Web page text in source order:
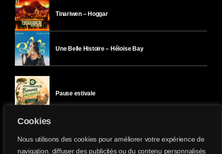
Cookies
Nous utilisons des cookies pour améliorer votre expérience de
navigation, diffuser des publicités ou du contenu personnalisés
Tinariwen – Hoggar
Une Belle Histoire – Héloïse Bay
Pause estivale